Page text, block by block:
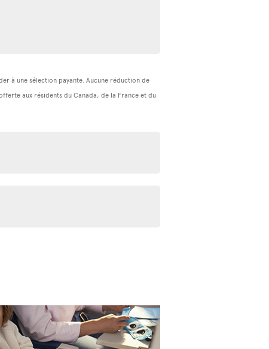
à une sélection payante. Aucune réduction de
aux résidents du Canada, de la France et du